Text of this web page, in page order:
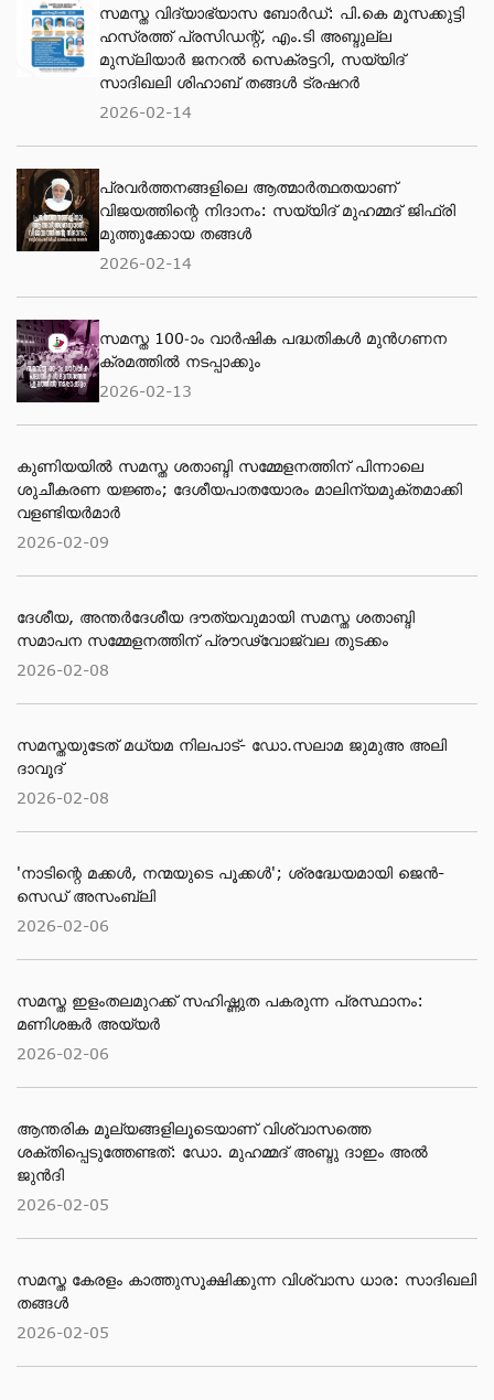
സമസ്ത വിദ്യാഭ്യാസ ബോർഡ്: പി.കെ മൂസക്കുട്ടി
ഹസ്രത്ത് പ്രസിഡന്റ്, എം.ടി അബ്ദുല്ല
മുസ്ലിയാർ ജനറൽ സെക്രട്ടറി, സയ്യിദ്
സാദിഖലി ശിഹാബ് തങ്ങൾ ട്രഷറർ
2026-02-14
പ്രവര്‍ത്തനങ്ങളിലെ ആത്മാര്‍ത്ഥതയാണ്
വിജയത്തിന്റെ നിദാനം: സയ്യിദ് മുഹമ്മദ് ജിഫ്രി
മുത്തുക്കോയ തങ്ങള്‍
2026-02-14
സമസ്ത 100-ാം വാർഷിക പദ്ധതികൾ മുൻഗണന
ക്രമത്തിൽ നടപ്പാക്കും
2026-02-13
കുണിയയിൽ സമസ്ത ശതാബ്ദി സമ്മേളനത്തിന് പിന്നാലെ
ശുചീകരണ യജ്ഞം; ദേശീയപാതയോരം മാലിന്യമുക്തമാക്കി
വളണ്ടിയർമാർ
2026-02-09
ദേശീയ, അന്തര്‍ദേശീയ ദൗത്യവുമായി സമസ്ത ശതാബ്ദി
സമാപന സമ്മേളനത്തിന് പ്രൗഢ്വോജ്വല തുടക്കം
2026-02-08
സമസ്തയുടേത് മധ്യമ നിലപാട്- ഡോ.സലാമ ജുമുഅ അലി
ദാവൂദ്
2026-02-08
'നാടിന്റെ മക്കള്‍, നന്മയുടെ പൂക്കള്‍'; ശ്രദ്ധേയമായി ജെന്‍-
സെഡ് അസംബ്ലി
2026-02-06
സമസ്ത ഇളംതലമുറക്ക് സഹിഷ്ണുത പകരുന്ന പ്രസ്ഥാനം:
മണിശങ്കർ അയ്യർ
2026-02-06
ആന്തരിക മൂല്യങ്ങളിലൂടെയാണ് വിശ്വാസത്തെ
ശക്തിപ്പെടുത്തേണ്ടത്: ഡോ. മുഹമ്മദ് അബ്ദു ദാഇം അല്‍
ജുന്‍ദി
2026-02-05
സമസ്ത കേരളം കാത്തുസൂക്ഷിക്കുന്ന വിശ്വാസ ധാര: സാദിഖലി
തങ്ങൾ
2026-02-05